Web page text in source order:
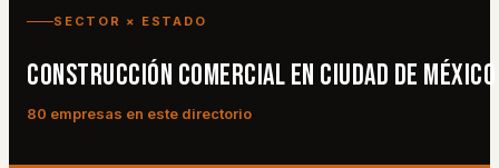
SECTOR × ESTADO
CONSTRUCCIÓN COMERCIALEN CIUDAD DE MÉXICO
80 empresas en este directorio